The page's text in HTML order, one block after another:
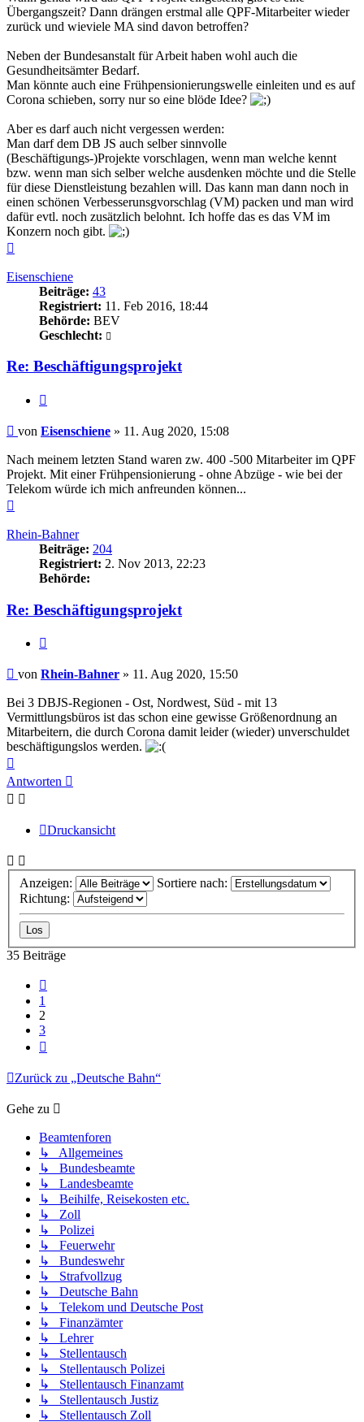
Übergangszeit? Dann drängen erstmal alle QPF-Mitarbeiter wieder
zurück und wieviele MA sind davon betroffen?
Neben der Bundesanstalt für Arbeit haben wohl auch die
Gesundheitsämter Bedarf.
Man könnte auch eine Frühpensionierungswelle einleiten und es auf
Corona schieben, sorry nur so eine blöde Idee?
Aber es darf auch nicht vergessen werden:
Man darf dem DB JS auch selber sinnvolle
(Beschäftigungs-)Projekte vorschlagen, wenn man welche kennt
bzw. wenn man sich selber welche ausdenken möchte und die Stelle
für diese Dienstleistung bezahlen will. Das kann man dann noch in
einen schönen Verbesserunsgvorschlag (VM) packen und man wird
dafür evtl. noch zusätzlich belohnt. Ich hoffe das es das VM im
Konzern noch gibt.
Eisenschiene
Beiträge: 43
Registriert: 11. Feb 2016, 18:44
Behörde: BEV
Geschlecht:
Re: Beschäftigungsprojekt
Beitrag
von Eisenschiene » 11. Aug 2020, 15:08
Nach meinem letzten Stand waren zw. 400 -500 Mitarbeiter im QPF
Projekt. Mit einer Frühpensionierung - ohne Abzüge - wie bei der
Telekom würde ich mich anfreunden können...
Rhein-Bahner
Beiträge: 204
Registriert: 2. Nov 2013, 22:23
Behörde:
Re: Beschäftigungsprojekt
Beitrag
von Rhein-Bahner » 11. Aug 2020, 15:50
Bei 3 DBJS-Regionen - Ost, Nordwest, Süd - mit 13
Vermittlungsbüros ist das schon eine gewisse Größenordnung an
Mitarbeitern, die durch Corona damit leider (wieder) unverschuldet
beschäftigungslos werden.
oben
Antworten
Druckansicht
Anzeigen:
Sortiere nach:
Richtung:
35 Beiträge
1
2
3
Zurück zu „Deutsche Bahn“
Gehe zu
Beamtenforen
↳ Allgemeines
↳ Bundesbeamte
↳ Landesbeamte
↳ Beihilfe, Reisekosten etc.
↳ Zoll
↳ Polizei
↳ Feuerwehr
↳ Bundeswehr
↳ Strafvollzug
↳ Deutsche Bahn
↳ Telekom und Deutsche Post
↳ Finanzämter
↳ Lehrer
↳ Stellentausch
↳ Stellentausch Polizei
↳ Stellentausch Finanzamt
↳ Stellentausch Justiz
↳ Stellentausch Zoll